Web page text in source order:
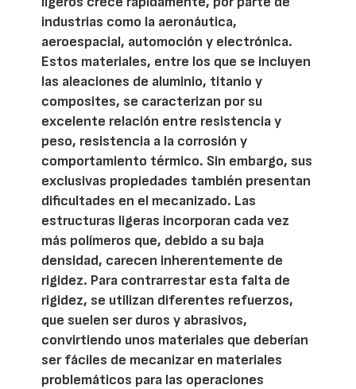
industrias como la aeronáutica,
aeroespacial, automoción y electrónica.
Estos materiales, entre los que se incluyen
las aleaciones de aluminio, titanio y
composites, se caracterizan por su
excelente relación entre resistencia y
peso, resistencia a la corrosión y
comportamiento térmico. Sin embargo, sus
exclusivas propiedades también presentan
dificultades en el mecanizado. Las
estructuras ligeras incorporan cada vez
más polímeros que, debido a su baja
densidad, carecen inherentemente de
rigidez. Para contrarrestar esta falta de
rigidez, se utilizan diferentes refuerzos,
que suelen ser duros y abrasivos,
convirtiendo unos materiales que deberían
ser fáciles de mecanizar en materiales
problemáticos para las operaciones